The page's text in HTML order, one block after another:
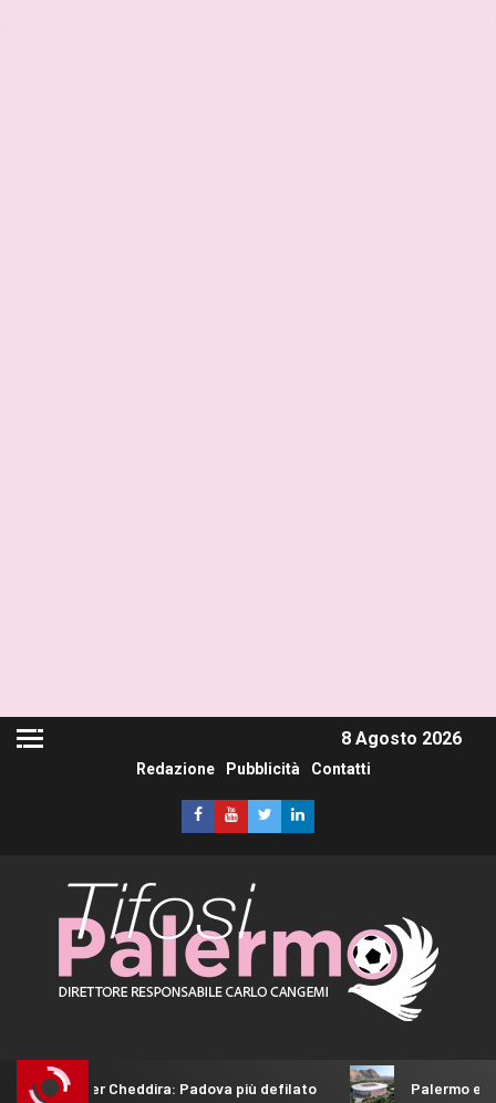
8 Agosto 2026
Redazione Pubblicità Contatti
insiste per Cheddira: Padova più defilato Palermo e il